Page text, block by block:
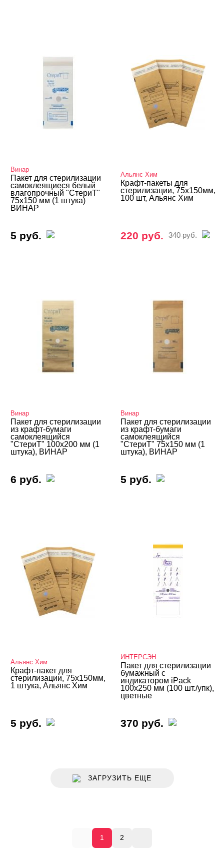
Винар
Пакет для стерилизации
самоклеящиеся белый
влагопрочный "СтериТ"
75х150 мм (1 штука)
ВИНАР
5 руб.
Альянс Хим
Крафт-пакеты для
стерилизации, 75х150мм,
100 шт, Альянс Хим
220 руб. 340 руб.
Винар
Пакет для стерилизации
из крафт-бумаги
самоклеящийся
"СтериТ" 100х200 мм (1
штука), ВИНАР
6 руб.
Винар
Пакет для стерилизации
из крафт-бумаги
самоклеящийся
"СтериТ" 75х150 мм (1
штука), ВИНАР
5 руб.
Альянс Хим
Крафт-пакет для
стерилизации, 75х150мм,
1 штука, Альянс Хим
5 руб.
ИНТЕРСЭН
Пакет для стерилизации
бумажный с
индикатором iPack
100х250 мм (100 шт./упк),
цветные
370 руб.
ЗАГРУЗИТЬ ЕЩЕ
1 2